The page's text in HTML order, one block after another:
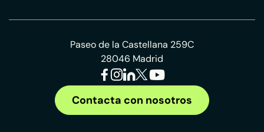
Paseo de la Castellana 259C
28046 Madrid
Contacta con nosotros